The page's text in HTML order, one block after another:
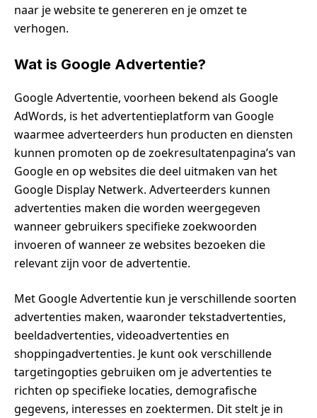
naar je website te genereren en je omzet te
verhogen.
Wat is Google Advertentie?
Google Advertentie, voorheen bekend als Google
AdWords, is het advertentieplatform van Google
waarmee adverteerders hun producten en diensten
kunnen promoten op de zoekresultatenpagina’s van
Google en op websites die deel uitmaken van het
Google Display Netwerk. Adverteerders kunnen
advertenties maken die worden weergegeven
wanneer gebruikers specifieke zoekwoorden
invoeren of wanneer ze websites bezoeken die
relevant zijn voor de advertentie.
Met Google Advertentie kun je verschillende soorten
advertenties maken, waaronder tekstadvertenties,
beeldadvertenties, videoadvertenties en
shoppingadvertenties. Je kunt ook verschillende
targetingopties gebruiken om je advertenties te
richten op specifieke locaties, demografische
gegevens, interesses en zoektermen. Dit stelt je in